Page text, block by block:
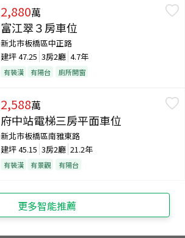
2,880萬
富江翠３房車位
新北市板橋區中正路
建坪47.25 3房2廳 4.7年
有裝潢 有陽台 廁所開窗
2,588萬
府中站電梯三房平面車位
新北市板橋區南雅東路
建坪45.15 3房2廳 21.2年
有裝潢 有景觀 有陽台
更多智能推薦